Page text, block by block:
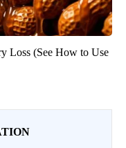
Loss (See How to Use